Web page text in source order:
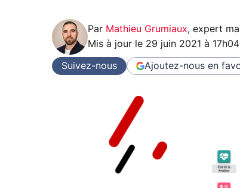
Par Mathieu Grumiaux, expert
Mis à jour le 29 juin 2021 à 17h04
Suivez-nous Ajoutez-nous en